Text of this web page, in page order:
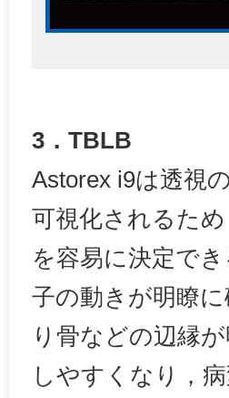
3．TBLB
Astorex i9は透視
可視化されるた
を容易に決定でき
子の動きが明瞭
り骨などの辺縁
しやすくなり，